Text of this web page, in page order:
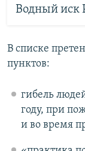
Водный иск
В списке
пунктов:
гибель
году, при
и во время